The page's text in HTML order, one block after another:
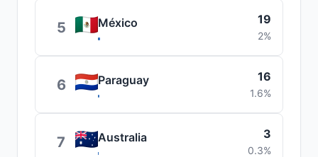
5 México 19
2%
6 Paraguay 16
1.6%
7 Australia 3
0.3%